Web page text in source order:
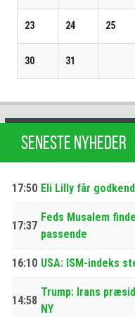
23 24 25
30 31
SENESTE NYHEDER
17:50 Eli Lilly får
17:37
Feds Musalem
passende
16:10 USA: ISM-indeks
14:58
Trump: Irans
NY